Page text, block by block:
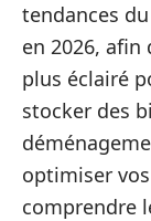
tendances
en 2026, afin
plus éclairé
stocker des
optimiser
comprendre